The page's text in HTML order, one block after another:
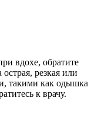
вдохе, обратите
резкая или
такими как одышка
к врачу.